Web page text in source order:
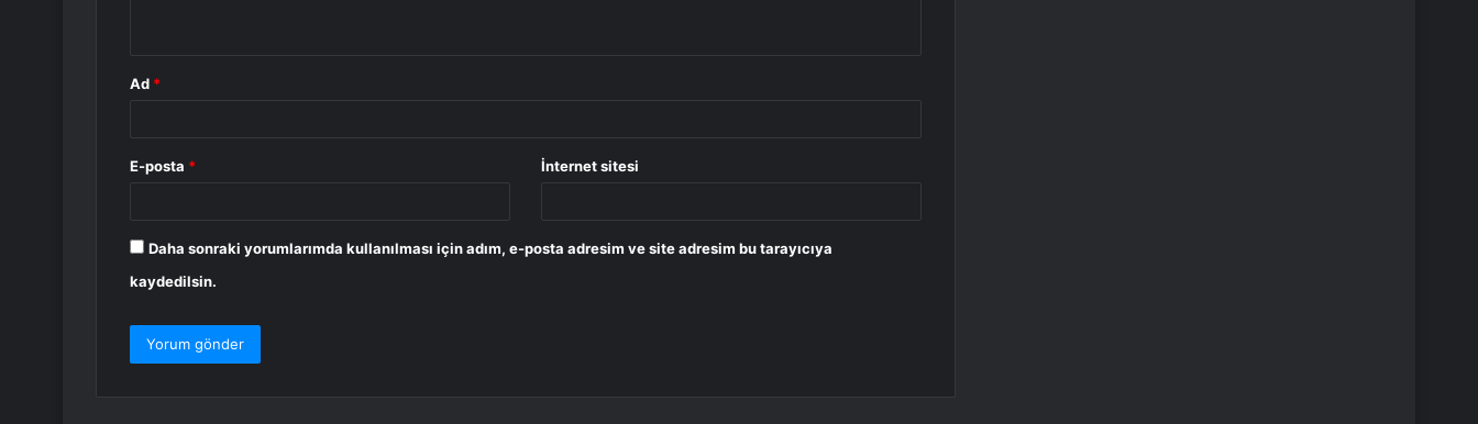
Ad *
E-posta * İnternet sitesi
Daha sonraki yorumlarımda kullanılması için adım, e-posta adresim ve site adresim bu tarayıcıya
kaydedilsin.